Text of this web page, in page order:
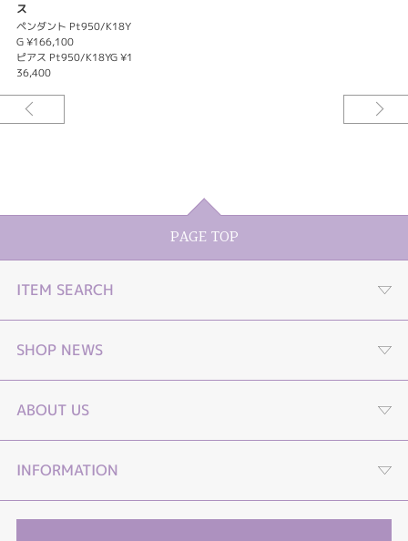
ス
ペンダント Pt950/K18Y
G ¥166,100
ピアス Pt950/K18YG ¥1
36,400
PAGE TOP
ITEM SEARCH
婚約指輪
結婚指輪
セットリング
エタニティーリング
SHOP NEWS
プロポーズストーリームービー
プロポーズLP
オンライン接客
ABOUT US
４つの選べる購入プラン
INFORMATION